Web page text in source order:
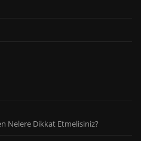
Nelere Dikkat Etmelisiniz?